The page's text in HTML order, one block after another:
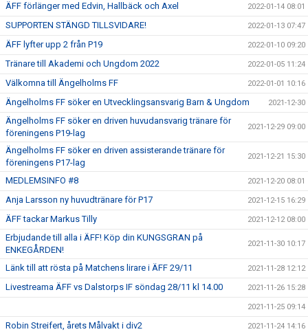
ÄFF förlänger med Edvin, Hallbäck och Axel 2022-01-14 08:01
SUPPORTEN STÄNGD TILLSVIDARE! 2022-01-13 07:47
ÄFF lyfter upp 2 från P19 2022-01-10 09:20
Tränare till Akademi och Ungdom 2022 2022-01-05 11:24
Välkomna till Ängelholms FF 2022-01-01 10:16
Ängelholms FF söker en Utvecklingsansvarig Barn & Ungdom 2021-12-30
Ängelholms FF söker en driven huvudansvarig tränare för
föreningens P19-lag
2021-12-29 09:00
Ängelholms FF söker en driven assisterande tränare för
föreningens P17-lag
2021-12-21 15:30
MEDLEMSINFO #8 2021-12-20 08:01
Anja Larsson ny huvudtränare för P17 2021-12-15 16:29
ÄFF tackar Markus Tilly 2021-12-12 08:00
Erbjudande till alla i ÄFF! Köp din KUNGSGRAN på
ENKEGÅRDEN!
2021-11-30 10:17
Länk till att rösta på Matchens lirare i ÄFF 29/11 2021-11-28 12:12
Livestreama ÄFF vs Dalstorps IF söndag 28/11 kl 14.00 2021-11-26 15:28
2021-11-25 09:14
Robin Streifert, årets Målvakt i div2 2021-11-24 14:16